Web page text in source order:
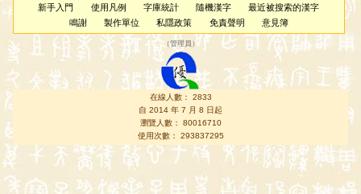
新手入門 使用凡例 字庫統計 隨機漢字
最近被搜索的漢字
鳴謝
製作單位 私隱政策 免責聲明 意見簿
（管理員 ）
在線人數： 2833
自 2014 年 7 月 8 日起
瀏覽人數： 80016710
使用次數： 293837295